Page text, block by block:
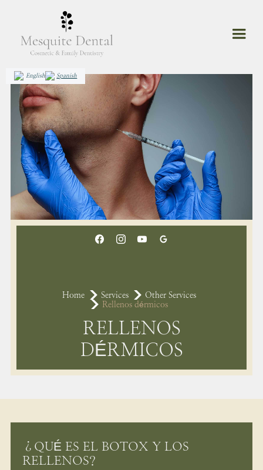
English Spanish
Home Services
Other Services
Rellenos dérmicos
RELLENOS
DÉRMICOS
¿QUÉ ES EL BOTOX Y LOS
RELLENOS?